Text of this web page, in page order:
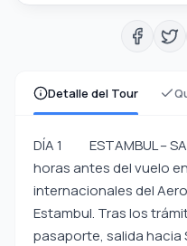
Detalle del Tour
DÍA 1 ESTAMBUL –
horas antes del vuelo
internacionales del
Estambul. Tras los
pasaporte, salida hacia